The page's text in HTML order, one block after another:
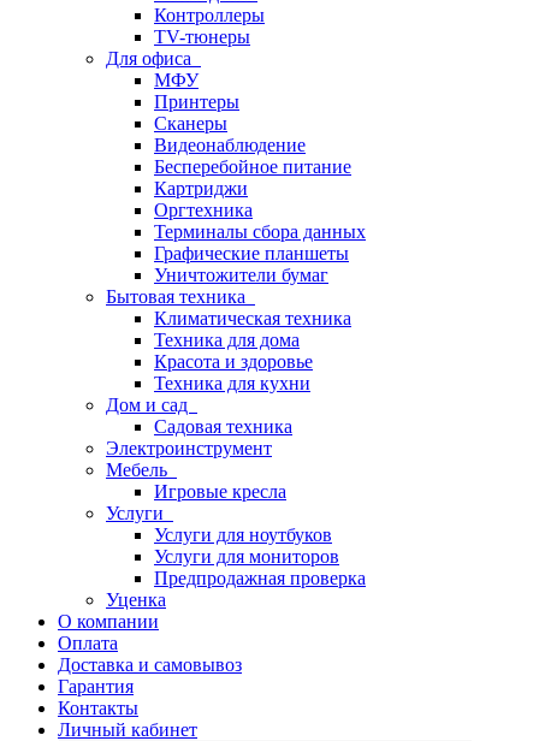
Контроллеры
TV-тюнеры
Для офиса
МФУ
Принтеры
Сканеры
Видеонаблюдение
Бесперебойное питание
Картриджи
Оргтехника
Терминалы сбора данных
Графические планшеты
Уничтожители бумаг
Бытовая техника
Климатическая техника
Техника для дома
Красота и здоровье
Техника для кухни
Дом и сад
Садовая техника
Электроинструмент
Мебель
Игровые кресла
Услуги
Услуги для ноутбуков
Услуги для мониторов
Предпродажная проверка
Уценка
О компании
Оплата
Доставка и самовывоз
Гарантия
Контакты
Личный кабинет